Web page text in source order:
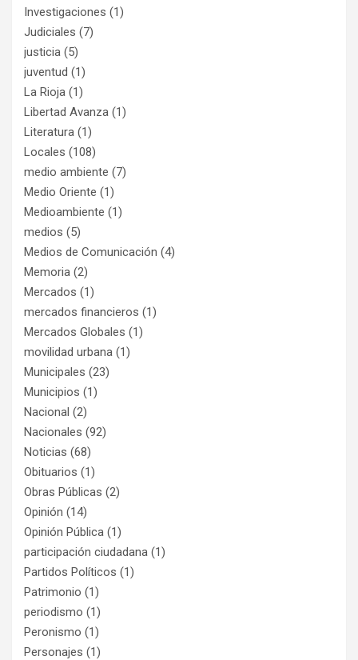
Investigaciones (1)
Judiciales (7)
justicia (5)
juventud (1)
La Rioja (1)
Libertad Avanza (1)
Literatura (1)
Locales (108)
medio ambiente (7)
Medio Oriente (1)
Medioambiente (1)
medios (5)
Medios de Comunicación (4)
Memoria (2)
Mercados (1)
mercados financieros (1)
Mercados Globales (1)
movilidad urbana (1)
Municipales (23)
Municipios (1)
Nacional (2)
Nacionales (92)
Noticias (68)
Obituarios (1)
Obras Públicas (2)
Opinión (14)
Opinión Pública (1)
participación ciudadana (1)
Partidos Políticos (1)
Patrimonio (1)
periodismo (1)
Peronismo (1)
Personajes (1)